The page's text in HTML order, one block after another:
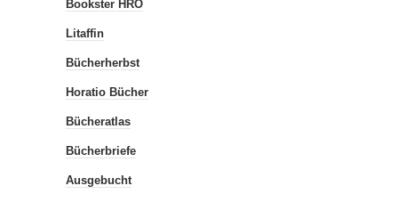
Bookster HRO
Litaffin
Bücherherbst
Horatio Bücher
Bücheratlas
Bücherbriefe
Ausgebucht